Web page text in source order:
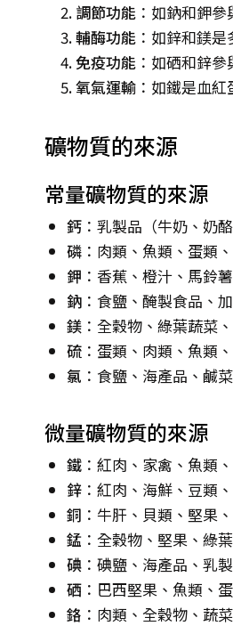
調節功能 ：如鈉和鉀
輔酶功能 ：如鋅和鎂
免疫功能 ：如硒和鋅
氧氣運輸 ：如鐵是血
礦物質的來源
常量礦物質的來源
鈣 ：乳製品（牛奶、奶
磷 ：肉類、魚類、蛋類
鉀 ：香蕉、橙汁、馬鈴
鈉 ：食鹽、醃製食品、
鎂 ：全穀物、綠葉蔬菜
硫 ：蛋類、肉類、魚類
氯 ：食鹽、海產品、鹹菜
微量礦物質的來源
鐵 ：紅肉、家禽、魚類
鋅 ：紅肉、海鮮、豆類
銅 ：牛肝、貝類、堅果
錳 ：全穀物、堅果、綠
碘 ：碘鹽、海產品、乳
硒 ：巴西堅果、魚類、
鉻 ：肉類、全穀物、蔬